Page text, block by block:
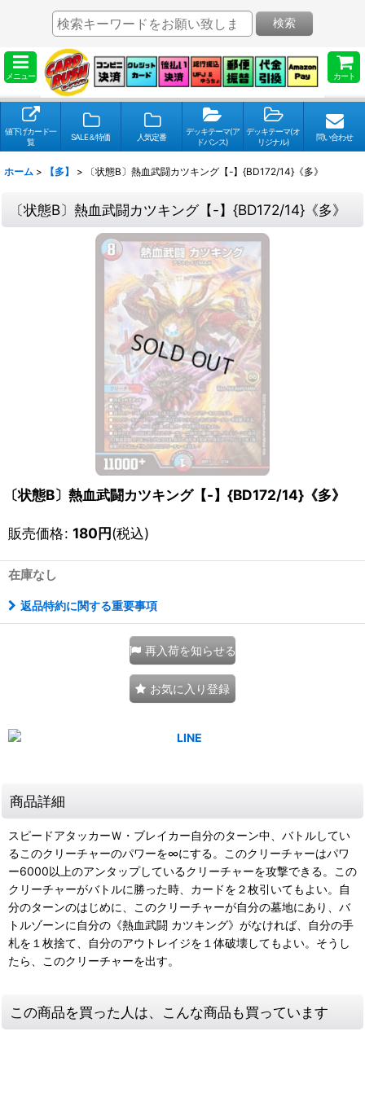
メニュー カート
検索
値下げカード一
覧
SALE＆特価 人気定番
デッキテーマ(ア
ドバンス)
デッキテーマ(オ
リジナル)
問い合わせ
ホーム > 【多】 > 〔状態B〕熱血武闘カツキング【-】{BD172/14}《多》
〔状態B〕熱血武闘カツキング【-】{BD172/14}《多》
〔状態B〕熱血武闘カツキング【-】{BD172/14}《多》
販売価格: 180円(税込)
在庫なし
返品特約に関する重要事項
再入荷を知らせる
お気に入り登録
商品詳細
スピードアタッカーＷ・ブレイカー自分のターン中、バトルしてい
るこのクリーチャーのパワーを∞にする。このクリーチャーはパワ
ー6000以上のアンタップしているクリーチャーを攻撃できる。この
クリーチャーがバトルに勝った時、カードを２枚引いてもよい。自
分のターンのはじめに、このクリーチャーが自分の墓地にあり、バ
トルゾーンに自分の《熱血武闘 カツキング》がなければ、自分の手
札を１枚捨て、自分のアウトレイジを１体破壊してもよい。そうし
たら、このクリーチャーを出す。
この商品を買った人は、こんな商品も買っています